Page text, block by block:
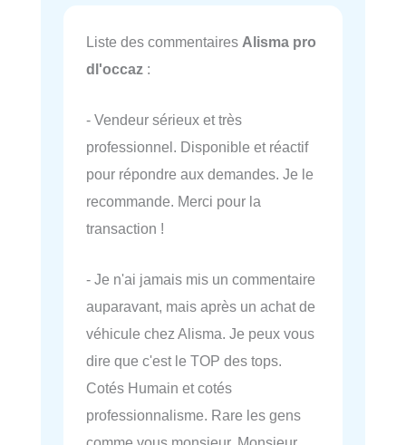
Liste des commentaires Alisma pro
dl'occaz :
- Vendeur sérieux et très
professionnel. Disponible et réactif
pour répondre aux demandes. Je le
recommande. Merci pour la
transaction !
- Je n'ai jamais mis un commentaire
auparavant, mais après un achat de
véhicule chez Alisma. Je peux vous
dire que c'est le TOP des tops.
Cotés Humain et cotés
professionnalisme. Rare les gens